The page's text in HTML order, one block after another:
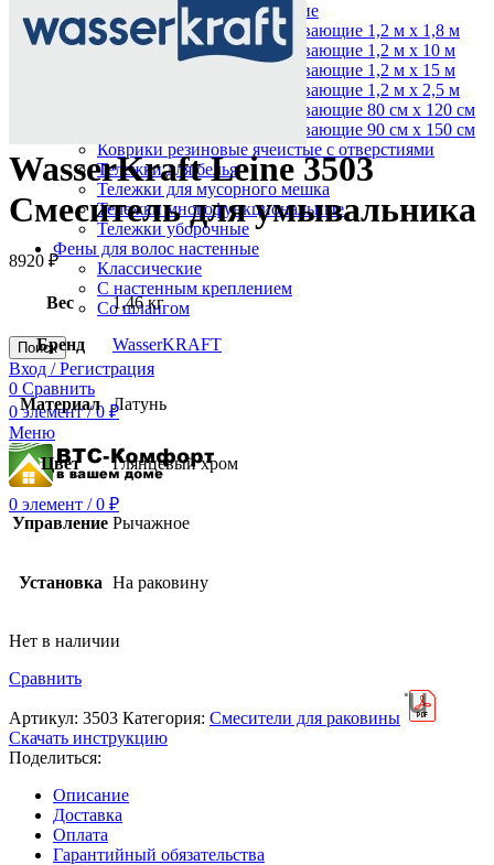
Коврики влаговпитывающие
Коврики влаговпитывающие 1,2 м х 1,8 м
Коврики влаговпитывающие 1,2 м х 10 м
Коврики влаговпитывающие 1,2 м х 15 м
Коврики влаговпитывающие 1,2 м х 2,5 м
Коврики влаговпитывающие 80 см х 120 см
Коврики влаговпитывающие 90 см х 150 см
Коврики резиновые ячеистые с отверстиями
Тележки для белья
Тележки для мусорного мешка
Тележки многофункциональные
Тележки уборочные
Фены для волос настенные
Классические
С настенным креплением
Со шлангом
Поиск
Вход / Регистрация
0 Сравнить
0элемент / 0 ₽
Меню
0 элемент / 0 ₽
WasserKraft Leine 3503
Смеситель для умывальника
8920 ₽
Вес 1,46 кг
Бренд WasserKRAFT
Материал Латунь
Цвет Глянцевый хром
Управление Рычажное
Установка На раковину
Нет в наличии
Сравнить
Артикул: 3503 Категория: Смесители для раковины
Скачать инструкцию
Поделиться:
Описание
Доставка
Оплата
Гарантийный обязательства